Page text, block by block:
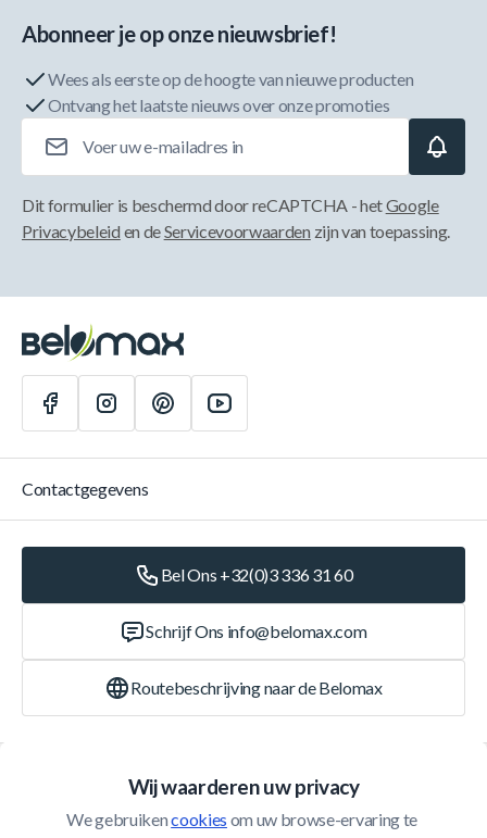
Wij waarderen uw privacy
We gebruiken cookies om uw browse-ervaring te
Abonneer je op onze nieuwsbrief!
Wees als eerste op de hoogte van nieuwe producten
Ontvang het laatste nieuws over onze promoties
Dit formulier is beschermd door reCAPTCHA - hetGoogle
Privacybeleid en deServicevoorwaarden zijn van toepassing.
Contactgegevens
Bel Ons +32(0)3 336 31 60
Schrijf Ons info@belomax.com
Routebeschrijving naar de Belomax